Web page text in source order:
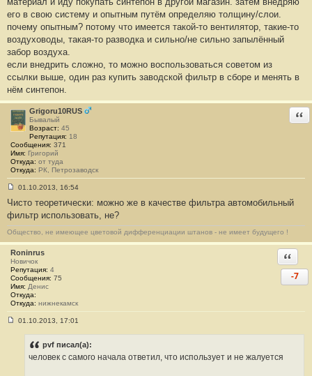
его в свою систему и опытным путём определяю толщину/слои.
почему опытным? потому что имеется такой-то вентилятор, такие-то
воздуховоды, такая-то разводка и сильно/не сильно запылённый
забор воздуха.
если внедрить сложно, то можно воспользоваться советом из
ссылки выше, один раз купить заводской фильтр в сборе и менять в
нём синтепон.
Grigoru10RUS
Бывалый
Возраст: 45
Репутация: 18
Сообщения: 371
Имя: Григорий
Откуда: от туда
Откуда: РК, Петрозаводск
о
б
щ
е
н
и
е
#
1
7
3
01.10.2013, 16:54
Чисто теоретически: можно же в качестве фильтра автомобильный
фильтр использовать, не?
Общество, не имеющее цветовой дифференциации штанов - не имеет будущего !
Roninrus
Новичок
Репутация: 4
Сообщения: 75
Имя: Денис
Откуда:
Откуда: нижнекамск
-7
01.10.2013, 17:01
pvf писал(а):
человек с самого начала ответил, что использует и не жалуется